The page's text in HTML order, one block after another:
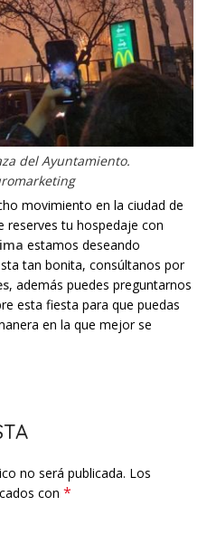
del Ayuntamiento.
movimiento en la ciudad de
reserves tu hospedaje con
estamos deseando
tan bonita, consúltanos por
, además puedes preguntarnos
esta fiesta para que puedas
en la que mejor se
no será publicada. Los
con *